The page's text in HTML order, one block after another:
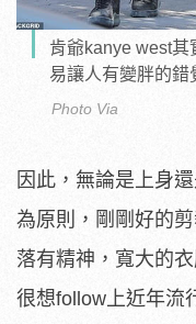
肯爺kanye west
易讓人有變胖的錯
Photo Via
因此，無論是上身
為原則，剛剛好的
落有精神，寬大的
很想follow上近年流